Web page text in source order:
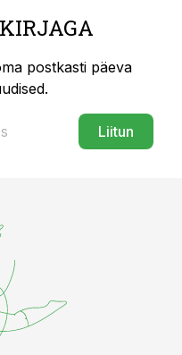
postkasti päeva
Liitun